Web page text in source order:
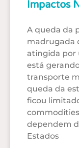
Impactos
A queda da
madrugada
atingida por
está
transporte
queda da
ficou
dependem
Estados